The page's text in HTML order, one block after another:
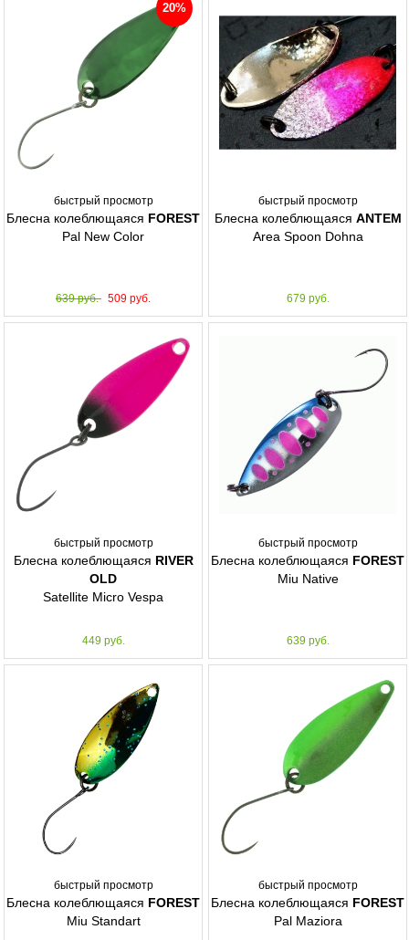
быстрый просмотр
20%
Блесна колеблющаяся FOREST
Pal New Color
639 руб. 509 руб.
быстрый просмотр
Блесна колеблющаяся ANTEM
Area Spoon Dohna
679 руб.
быстрый просмотр
Блесна колеблющаяся RIVER
OLD
Satellite Micro Vespa
449 руб.
быстрый просмотр
Блесна колеблющаяся FOREST
Miu Native
639 руб.
быстрый просмотр
Блесна колеблющаяся FOREST
Miu Standart
быстрый просмотр
Блесна колеблющаяся FOREST
Pal Maziora